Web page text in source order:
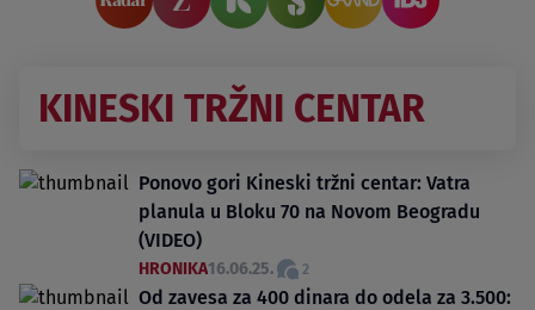
KINESKI TRŽNI CENTAR
Ponovo gori Kineski tržni centar: Vatra
planula u Bloku 70 na Novom Beogradu
(VIDEO)
HRONIKA16.06.25. 2
Od zavesa za 400 dinara do odela za 3.500: